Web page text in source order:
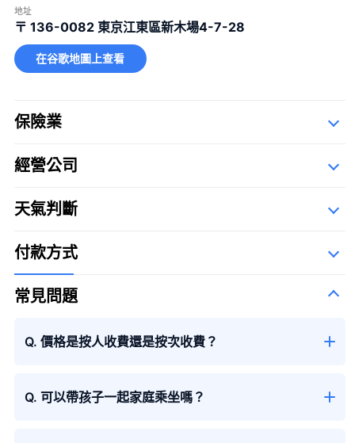
一束12朵玫瑰
108束玫瑰
婚姻
地址
〒 136-0082 東京江東區新木場4-7-28
在谷歌地圖上查看
保險業
經營公司
The Syllabary Order
天氣判斷
付款方式
常見問題
Q. 價格是按人收費還是按次收費？
Q. 可以帶孩子一起家庭乘坐嗎？